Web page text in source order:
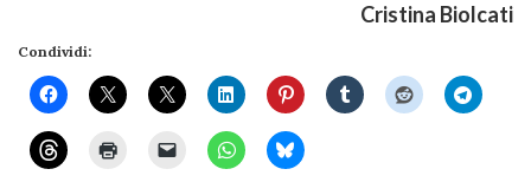
Cristina Biolcati
Condividi: